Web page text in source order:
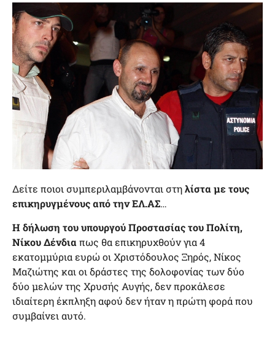
Δείτε ποιοι συμπεριλαμβάνονται στηλίσταμε τους
επικηρυγμένους από την ΕΛ.ΑΣ…
Η δήλωση του υπουργού Προστασίας του Πολίτη,
Νίκου Δένδια πως θα επικηρυχθούν για 4
εκατομμύρια ευρώ οι Χριστόδουλος Ξηρός, Νίκος
Μαζιώτης και οι δράστες της δολοφονίας των δύο
δύο μελών της Χρυσής Αυγής, δεν προκάλεσε
ιδιαίτερη έκπληξη αφού δεν ήταν η πρώτη φορά που
συμβαίνει αυτό.